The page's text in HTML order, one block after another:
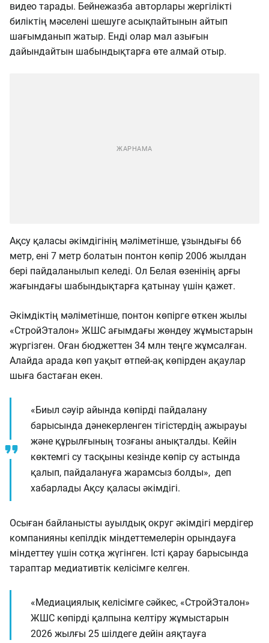
видео тарады. Бейнежазба авторлары жергілікті
биліктің мәселені шешуге асықпайтынын айтып
шағымданып жатыр. Енді олар мал азығын
дайындайтын шабындықтарға өте алмай отыр.
Ақсу қаласы әкімдігінің мәліметінше, ұзындығы 66
метр, ені 7 метр болатын понтон көпір 2006 жылдан
бері пайдаланылып келеді. Ол Белая өзенінің арғы
жағындағы шабындықтарға қатынау үшін қажет.
Әкімдіктің мәліметінше, понтон көпірге өткен жылы
«СтройЭталон» ЖШС ағымдағы жөндеу жұмыстарын
жүргізген. Оған бюджеттен 34 млн теңге жұмсалған.
Алайда арада көп уақыт өтпей-ақ көпірден ақаулар
шыға бастаған екен.
«Биыл сәуір айында көпірді пайдалану
барысында дәнекерленген тігістердің ажырауы
және құрылғының тозғаны анықталды. Кейін
көктемгі су тасқыны кезінде көпір су астында
қалып, пайдалануға жарамсыз болды», деп
хабарлады Ақсу қаласы әкімдігі.
Осыған байланысты ауылдық округ әкімдігі мердігер
компанияны кепілдік міндеттемелерін орындауға
міндеттеу үшін сотқа жүгінген. Істі қарау барысында
тараптар медиативтік келісімге келген.
«Медиациялық келісімге сәйкес, «СтройЭталон»
ЖШС көпірді қалпына келтіру жұмыстарын
2026 жылғы 25 шілдеге дейін аяқтауға